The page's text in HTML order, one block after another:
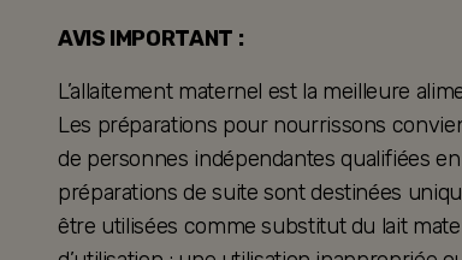
AVIS IMPORTANT :
L’allaitement maternel est la meilleure
Les préparations pour nourrissons
de personnes indépendantes qualifiées
préparations de suite sont destinées
être utilisées comme substitut du lait